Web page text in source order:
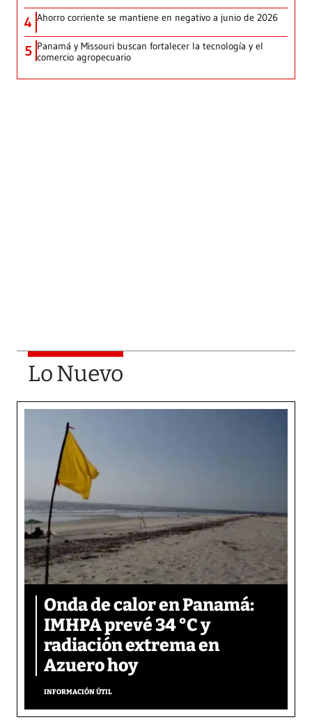
4 Ahorro corriente se mantiene en negativo a junio de 2026
5 Panamá y Missouri buscan fortalecer la tecnología y el
comercio agropecuario
Lo Nuevo
Onda de calor en Panamá:
IMHPA prevé 34 °C y
radiación extrema en
Azuero hoy
INFORMACIÓN ÚTIL